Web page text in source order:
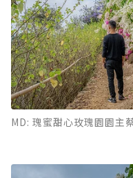
MD: 瑰蜜甜心玫瑰園園主